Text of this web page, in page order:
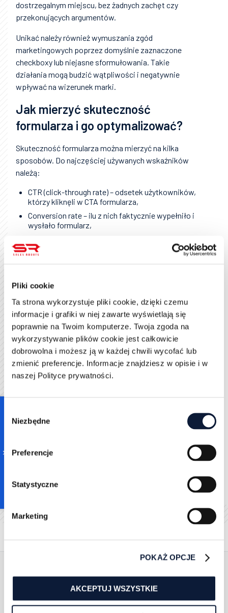
Pliki cookie
Ta strona wykorzystuje pliki cookie, dzięki czemu
informacje i grafiki w niej zawarte wyświetlają się
poprawnie na Twoim komputerze. Twoja zgoda na
wykorzystywanie plików cookie jest całkowicie
dobrowolna i możesz ją w każdej chwili wycofać lub
zmienić preferencje. Informacje znajdziesz w opisie i w
naszej Polityce prywatności.
Selection
Niezbędne
Preferencje
Statystyczne
Marketing
POKAŻ OPCJE
AKCEPTUJ WSZYSTKIE
dostrzegalnym miejscu, bez żadnych zachęt czy
przekonujących argumentów.
Unikać należy również wymuszania zgód
marketingowych poprzez domyślnie zaznaczone
checkboxy lub niejasne sformułowania. Takie
działania mogą budzić wątpliwości i negatywnie
wpływać na wizerunek marki.
Jak mierzyć skuteczność
formularza i go optymalizować?
Skuteczność formularza można mierzyć na kilka
sposobów. Do najczęściej używanych wskaźników
należą:
CTR (click-through rate) – odsetek użytkowników,
którzy kliknęli w CTA formularza,
Conversion rate – ilu z nich faktycznie wypełniło i
wysłało formularz,
ale go nie ukończyło.
Testy A/Bpomagają ocenić, które wersje formularza
działają najlepiej – np. porównując różne układy pól,
treść CTA czy długość formularza.
Na podstawie zebranych danych możliwe jest
wdrażanie drobnych zmian, które w dłuższej
perspektywie znacząco poprawiają wyniki.
Optymalizacja formularza to proces ciągły – raz
Bądź pierwszą osobą do oceny tego artykułu!